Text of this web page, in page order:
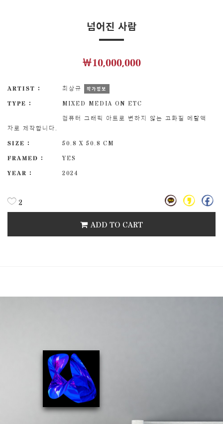
넘어진 사람
￦10,000,000
ARTIST : 최상규 작가정보
TYPE :
MIXED MEDIA ON ETC
컴퓨터 그래픽 아트로 변하지 않는 고화질 메탈액
자로 제작합니다.
SIZE :
50.8 X 50.8 CM
FRAMED :
YES
YEAR :
2024
2
ADD TO CART